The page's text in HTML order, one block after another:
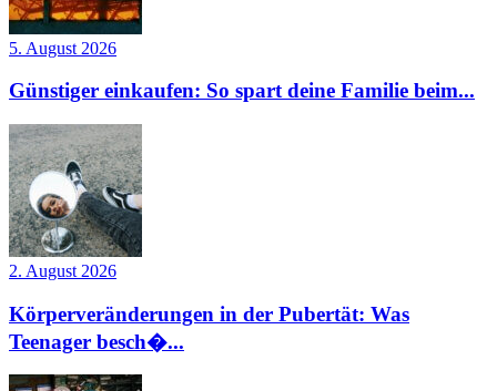
5. August 2026
Günstiger einkaufen: So spart deine Familie beim...
2. August 2026
Körperveränderungen in der Pubertät: Was
Teenager besch�...